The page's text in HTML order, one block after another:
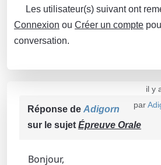
Les utilisateur(s) suivant ont
Connexion ou Créer un compte
conversation.
il y
par
Réponse de Adigorn
sur le sujet Épreuve Orale
Bonjour,